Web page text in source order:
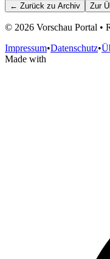
← Zurück zu Archiv Zur
© 2026 Vorschau Portal •
Impressum•Datenschutz•
Made with